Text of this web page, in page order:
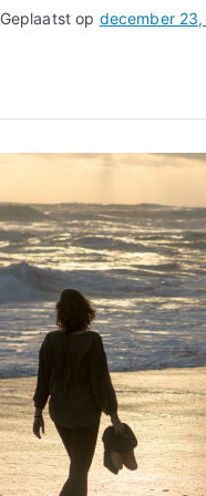
Geplaatst op december